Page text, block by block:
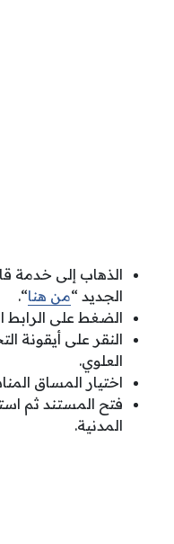
الذهاب إلى خدمة
الجديد “من هنا“.
الضغط على الرابط
النقر على أيقونة
العلوي.
اختيار المساق
فتح المستند ثم
المدنية.